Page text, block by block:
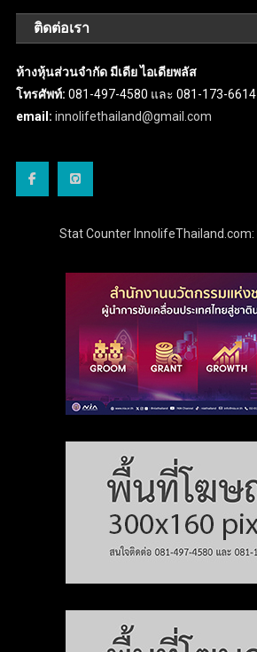
ติดต่อเรา
ห้างหุ้นส่วนจำกัด มีเดีย ไอเดียพลัส
โทรศัพท์: 081-497-4580 และ 081-173-6614
email: innolifethailand@gmail.com
Stat Counter InnolifeThailand.com: